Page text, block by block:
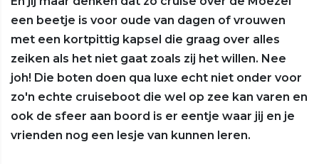
een beetje is voor oude van dagen of vrouwen
met een kortpittig kapsel die graag over alles
zeiken als het niet gaat zoals zij het willen. Nee
joh! Die boten doen qua luxe echt niet onder voor
zo'n echte cruiseboot die wel op zee kan varen en
ook de sfeer aan boord is er eentje waar jij en je
vrienden nog een lesje van kunnen leren.